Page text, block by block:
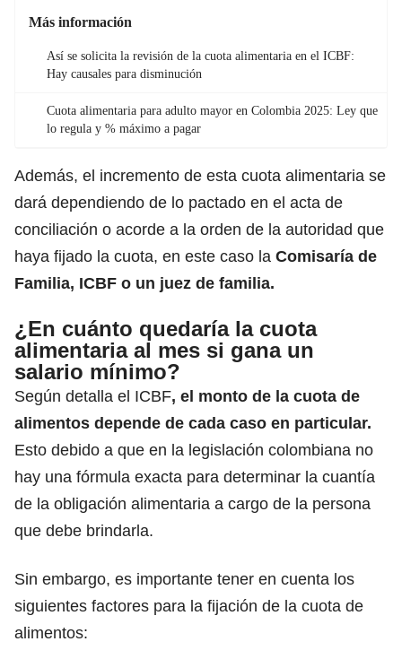
Más información
Así se solicita la revisión de la cuota alimentaria en el ICBF:
Hay causales para disminución
Cuota alimentaria para adulto mayor en Colombia 2025: Ley que
lo regula y % máximo a pagar
Además, el incremento de esta cuota alimentaria se
dará dependiendo de lo pactado en el acta de
conciliación o acorde a la orden de la autoridad que
haya fijado la cuota, en este caso la Comisaría de
Familia, ICBF o un juez de familia.
¿En cuánto quedaría la cuota
alimentaria al mes si gana un
salario mínimo?
Según detalla el ICBF, el monto de la cuota de
alimentos depende de cada caso en particular.
Esto debido a que en la legislación colombiana no
hay una fórmula exacta para determinar la cuantía
de la obligación alimentaria a cargo de la persona
que debe brindarla.
Sin embargo, es importante tener en cuenta los
siguientes factores para la fijación de la cuota de
alimentos: